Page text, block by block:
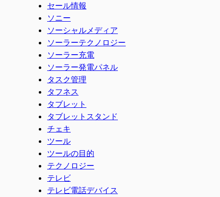
セール情報
ソニー
ソーシャルメディア
ソーラーテクノロジー
ソーラー充電
ソーラー発電パネル
タスク管理
タフネス
タブレット
タブレットスタンド
チェキ
ツール
ツールの目的
テクノロジー
テレビ
テレビ電話デバイス